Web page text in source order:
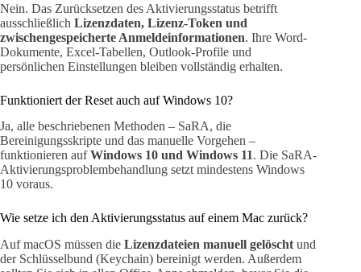
Nein. Das Zurücksetzen des Aktivierungsstatus betrifft
ausschließlich Lizenzdaten, Lizenz-Token und
zwischengespeicherte Anmeldeinformationen. Ihre Word-
Dokumente, Excel-Tabellen, Outlook-Profile und
persönlichen Einstellungen bleiben vollständig erhalten.
Funktioniert der Reset auch auf Windows 10?
Ja, alle beschriebenen Methoden – SaRA, die
Bereinigungsskripte und das manuelle Vorgehen –
funktionieren aufWindows 10 und Windows 11. Die SaRA-
Aktivierungsproblembehandlung setzt mindestens Windows
10 voraus.
Wie setze ich den Aktivierungsstatus auf einem Mac zurück?
Auf macOS müssen die Lizenzdateien manuell gelöscht und
der Schlüsselbund (Keychain) bereinigt werden. Außerdem